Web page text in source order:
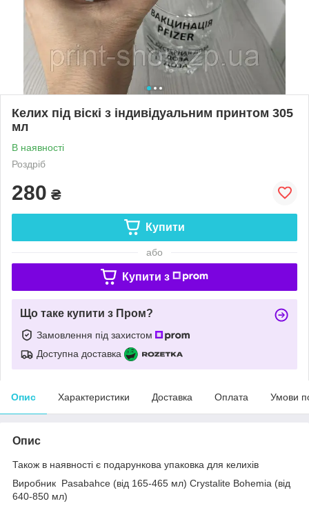
Келих під віскі з індивідуальним принтом 305
мл
В наявності
Роздріб
280 ₴
Купити
або
Купити з
Що таке купити з Пром?
Замовлення під захистом
Доступна доставка
Опис Характеристики Доставка Оплата Умови
Опис
Також в наявності є подарункова упаковка для келихів
Виробник Pasabahce (від 165-465 мл) Crystalite Bohemia (від
640-850 мл)